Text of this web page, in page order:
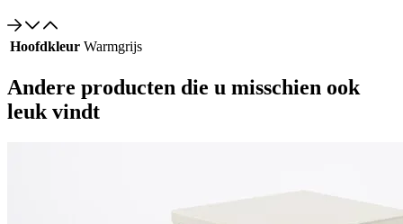
Hoofdkleur Warmgrijs
Andere producten die u misschien ook
leuk vindt